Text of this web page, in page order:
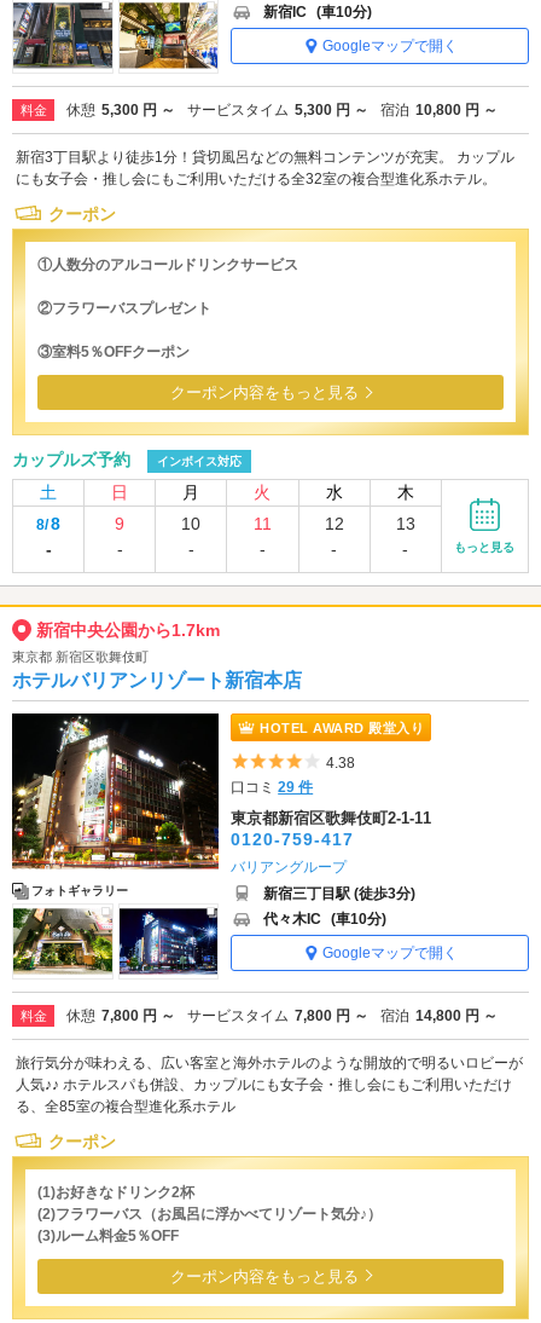
新宿IC (車10分)
Googleマップで開く
料金 休憩 5,300 円 ～ サービスタイム 5,300 円 ～ 宿泊 10,800 円 ～
新宿3丁目駅より徒歩1分！貸切風呂などの無料コンテンツが充実。 カップル
にも女子会・推し会にもご利用いただける全32室の複合型進化系ホテル。
クーポン
①人数分のアルコールドリンクサービス
②フラワーバスプレゼント
③室料5％OFFクーポン
クーポン内容をもっと見る
カップルズ予約 インボイス対応
土 日 月 火 水 木
8/8
-
9
-
10
-
11
-
12
-
13
-
もっと見る
新宿中央公園から1.7km
東京都 新宿区歌舞伎町
ホテルバリアンリゾート新宿本店
フォトギャラリー
HOTEL AWARD 殿堂入り
5つ星のうち4
4.38
口コミ29 件
東京都新宿区歌舞伎町2-1-11
0120-759-417
バリアングループ
新宿三丁目駅 (徒歩3分)
代々木IC (車10分)
Googleマップで開く
料金 休憩 7,800 円 ～ サービスタイム 7,800 円 ～ 宿泊 14,800 円 ～
旅行気分が味わえる、広い客室と海外ホテルのような開放的で明るいロビーが
人気♪♪ ホテルスパも併設、カップルにも女子会・推し会にもご利用いただけ
る、全85室の複合型進化系ホテル
クーポン
(1)お好きなドリンク2杯
(2)フラワーバス（お風呂に浮かべてリゾート気分♪）
(3)ルーム料金5％OFF
クーポン内容をもっと見る